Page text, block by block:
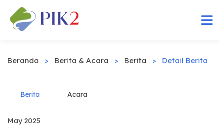
Beranda > Berita & Acara > Berita > Detail Berita
Berita Acara
May 2025